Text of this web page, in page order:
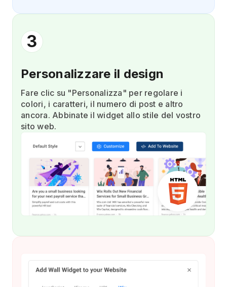
3
Personalizzare il design
Fare clic su "Personalizza" per regolare i
colori, i caratteri, il numero di post e altro
ancora. Abbinate il widget allo stile del vostro
sito web.